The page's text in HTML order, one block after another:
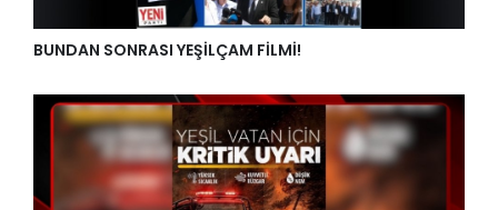
BUNDAN SONRASI YEŞİLÇAM FİLMİ!